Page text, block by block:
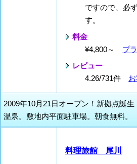
ですので、必
す。
料金
¥4,800～ プ
レビュー
4.26/731件
2009年10月21日オープン！新拠点誕
温泉。敷地内平面駐車場。朝食無料。
料理旅館 尾川